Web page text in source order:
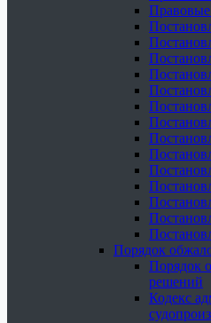
Правовые
Порядок
Порядок
решений
Кодекс